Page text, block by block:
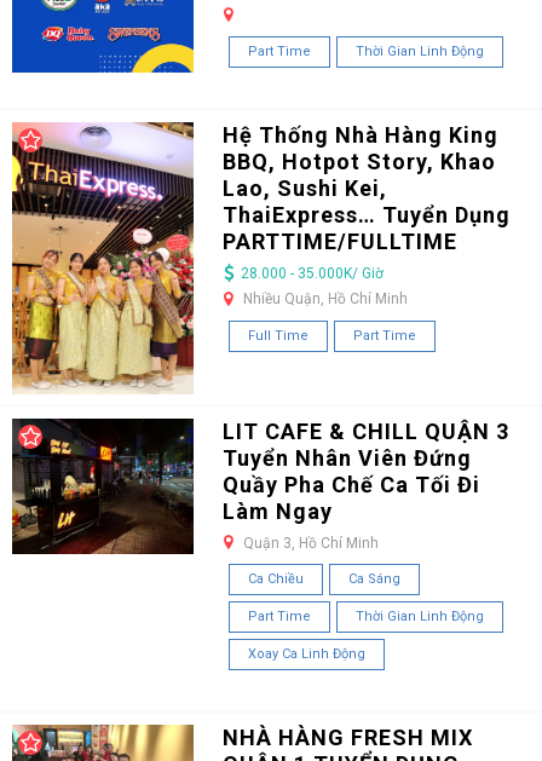
Part Time Thời Gian Linh Động
Hệ Thống Nhà Hàng King
BBQ, Hotpot Story, Khao
Lao, Sushi Kei,
ThaiExpress… Tuyển Dụng
PARTTIME/FULLTIME
28.000 - 35.000K/ Giờ
Nhiều Quận, Hồ Chí Minh
Full Time Part Time
LIT CAFE & CHILL QUẬN 3
Tuyển Nhân Viên Đứng
Quầy Pha Chế Ca Tối Đi
Làm Ngay
Quận 3, Hồ Chí Minh
Ca Chiều Ca Sáng
Part Time Thời Gian Linh Động
Xoay Ca Linh Động
NHÀ HÀNG FRESH MIX